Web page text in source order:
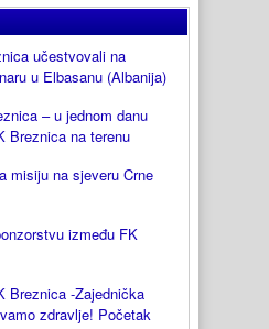
učestvovali na
u Elbasanu (Albanija)
– u jednom danu
Breznica na terenu
misiju na sjeveru Crne
između FK
Breznica -Zajednička
zdravlje! Početak